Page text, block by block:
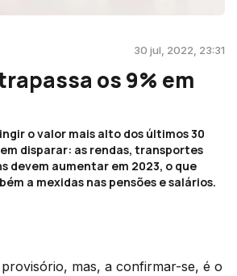
30 jul, 2022, 23:31
os 9% em
o valor mais alto dos últimos 30
disparar: as rendas, transportes
devem aumentar em 2023, o que
a mexidas nas pensões e salários.
mas, a confirmar-se, é o